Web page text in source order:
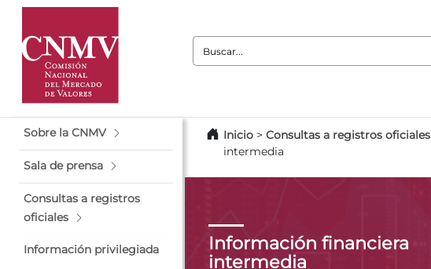
Buscar:
Sobre la CNMV
Sala de prensa
Consultas a registros
oficiales
Información privilegiada
Inicio > Consultas a registros oficiales
intermedia
Información financiera
intermedia